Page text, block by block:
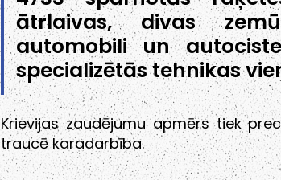
ātrlaivas, divas
automobili un
specializētās tehnikas
Krievijas zaudējumu apmērs tiek
traucē karadarbība.